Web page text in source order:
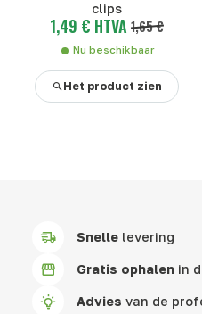
clips
1,49 € HTVA 1,65 €
Nu beschikbaar
Het product zien
Snelle levering
Gratis ophalen in
Advies van de